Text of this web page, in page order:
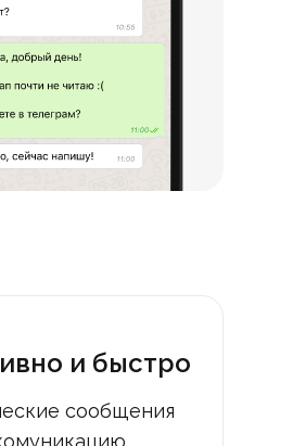
и быстро
сообщения